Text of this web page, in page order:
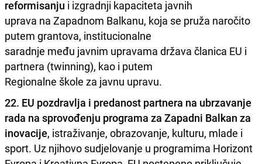
reformisanju i izgradnji kapaciteta javnih
uprava na Zapadnom Balkanu, koja se pruža naročito
putem grantova, institucionalne
saradnje među javnim upravama država članica EU i
partnera (twinning), kao i putem
Regionalne škole za javnu upravu.
22. EU pozdravlja i predanost partnera na ubrzavanje
rada na sprovođenju programa za Zapadni Balkan za
inovacije, istraživanje, obrazovanje, kulturu, mlade i
sport. Uz njihovo sudjelovanje u programima Horizont